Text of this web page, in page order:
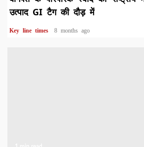
उत्पाद GI टैग की दौड़ में
Key line times 8 months ago